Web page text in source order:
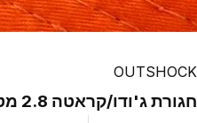
OUTSHOCK
חגורת ג'ודו/קראטה 2.8 מטר - כתום